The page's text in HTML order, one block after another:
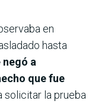
en
hasta
negó a
que fue
solicitar la prueba